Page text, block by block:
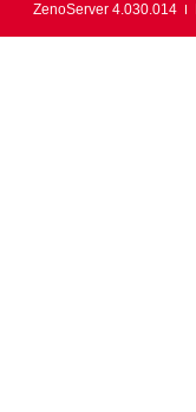
ZenoServer 4.030.014